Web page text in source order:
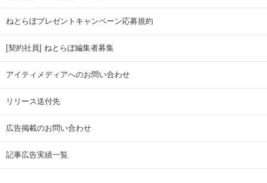
ねとらぼプレゼントキャンペーン応募規約
[契約社員] ねとらぼ編集者募集
アイティメディアへのお問い合わせ
リリース送付先
広告掲載のお問い合わせ
記事広告実績一覧